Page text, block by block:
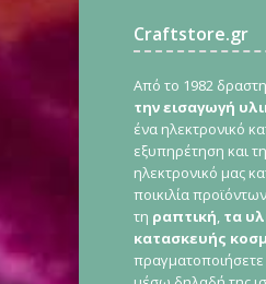
Craftstore.gr
Από το 1982
την εισαγωγή
ένα ηλεκτρονικό
εξυπηρέτηση και
ηλεκτρονικό μας
ποικιλία
τη ραπτική, τα
κατασκευής
πραγματοποιήσετε